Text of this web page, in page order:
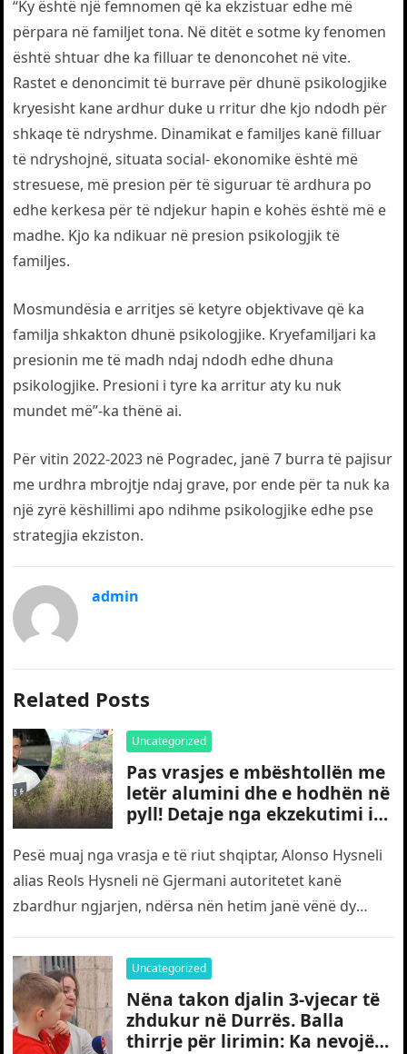
“Ky është një femnomen që ka ekzistuar edhe më
përpara në familjet tona. Në ditët e sotme ky fenomen
është shtuar dhe ka filluar te denoncohet në vite.
Rastet e denoncimit të burrave për dhunë psikologjike
kryesisht kane ardhur duke u rritur dhe kjo ndodh për
shkaqe të ndryshme. Dinamikat e familjes kanë filluar
të ndryshojnë, situata social- ekonomike është më
stresuese, më presion për të siguruar të ardhura po
edhe kerkesa për të ndjekur hapin e kohës është më e
madhe. Kjo ka ndikuar në presion psikologjik të
familjes.
Mosmundësia e arritjes së ketyre objektivave që ka
familja shkakton dhunë psikologjike. Kryefamiljari ka
presionin me të madh ndaj ndodh edhe dhuna
psikologjike. Presioni i tyre ka arritur aty ku nuk
mundet më”-ka thënë ai.
Për vitin 2022-2023 në Pogradec, janë 7 burra të pajisur
me urdhra mbrojtje ndaj grave, por ende për ta nuk ka
një zyrë këshillimi apo ndihme psikologjike edhe pse
strategjia ekziston.
admin
Related Posts
Uncategorized
Pas vrasjes e mbështollën me
letër alumini dhe e hodhën në
pyll! Detaje nga ekzekutimi i
Pesë muaj nga vrasja e të riut shqiptar, Alonso Hysneli
alias Reols Hysneli në Gjermani autoritetet kanë
zbardhur ngjarjen, ndërsa nën hetim janë vënë dy
Uncategorized
Nëna takon djalin 3-vjecar të
zhdukur në Durrës. Balla
thirrje për lirimin: Ka nevojë